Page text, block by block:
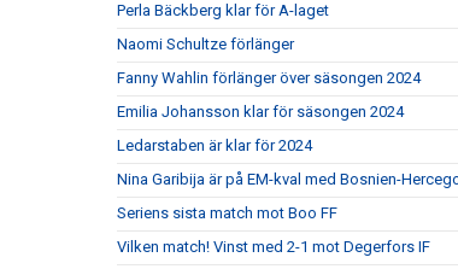
Perla Bäckberg klar för A-laget
Naomi Schultze förlänger
Fanny Wahlin förlänger över säsongen 2024
Emilia Johansson klar för säsongen 2024
Ledarstaben är klar för 2024
Nina Garibija är på EM-kval med Bosnien-
Seriens sista match mot Boo FF
Vilken match! Vinst med 2-1 mot Degerfors IF